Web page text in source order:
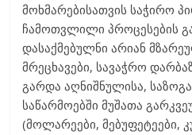
მოხმარებისათვის საჭირო
ჩამოთვლილი პროცესების
დასაქმებულნი არიან
მრეცხავები, სავაჭრო
გარდა აღნიშნულისა,
საწარმოებში მუშათა
(მოლარეები, მებუფეტეები,